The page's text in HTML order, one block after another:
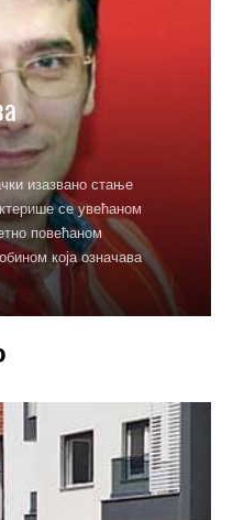
врелину не само из
Ове седмице смо
Море